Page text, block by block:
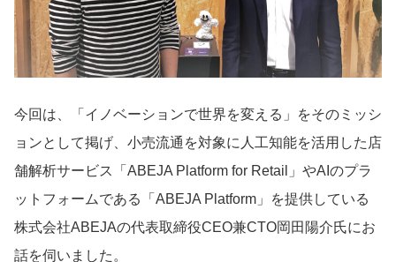
Startup Magazine
今回は、「イノベーションで世界を変える」をそのミッシ
ョンとして掲げ、小売流通を対象に人工知能を活用した店
舗解析サービス「ABEJA Platform for Retail」やAIのプラ
ットフォームである「ABEJA Platform」を提供している
株式会社ABEJAの代表取締役CEO兼CTO岡田陽介氏にお
話を伺いました。